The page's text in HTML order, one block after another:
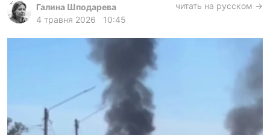
харків
архів
gambling
ua ru en
Галина Шподарева
4 травня 2026
10:45
читать на русском →